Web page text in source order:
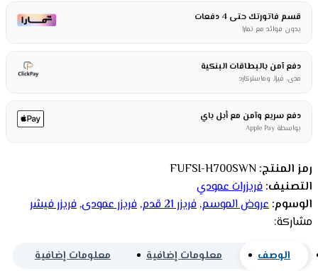
قسم فاتورتك حتى 4 دفعات
بدون فوائد مع تمارا
دفع آمن بالبطاقات البنكية
مدى، فيزا، وماستركارد
دفع سريع وآمن مع أبل باي
بواسطة Apple Pay
رمز المنتج: FUFSI-H700SWN
التصنيف: فريزرات عمودي
الوسوم: عروض الموسم, فريزر 21 قدم , فريزر عمودى, فريزر فيشر
مشاركة:
الوصف معلومات إضافية معلومات إضافية